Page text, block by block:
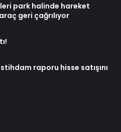
park halinde hareket
geri çağrılıyor
raporu hisse satışını